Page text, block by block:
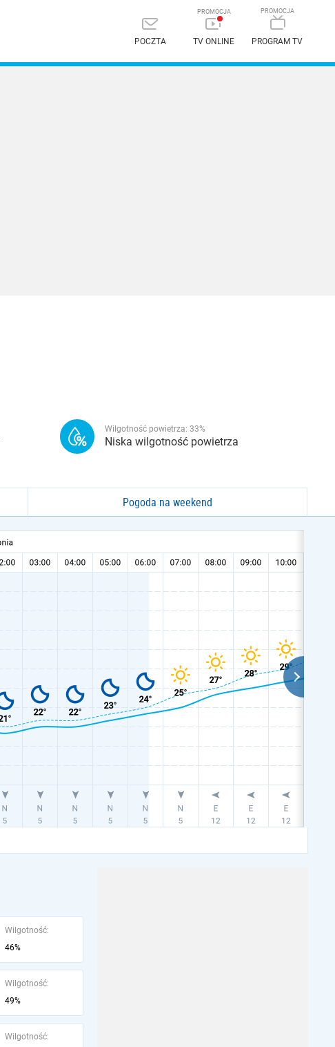
POCZTA TV ONLINE PROGRAM TV
Wilgotność powietrza: 33%
Niska wilgotność powietrza
Pogoda na weekend
Wilgotność:
46%
Wilgotność:
49%
Wilgotność: